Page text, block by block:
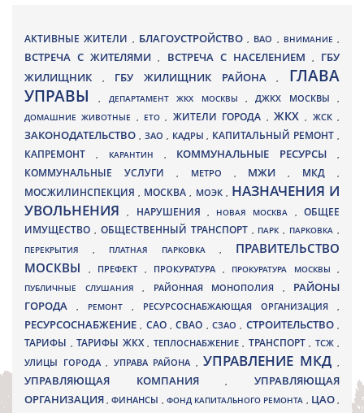
АКТИВНЫЕ ЖИТЕЛИ , БЛАГОУСТРОЙСТВО , ВАО , ВНИМАНИЕ ,
ВСТРЕЧА С ЖИТЕЛЯМИ, ВСТРЕЧА С НАСЕЛЕНИЕМ , ГБУ
ЖИЛИЩНИК
, ГБУ ЖИЛИЩНИК РАЙОНА, ГЛАВА
УПРАВЫ, ДЕПАРТАМЕНТ ЖКХ МОСКВЫ ,ДЖКХ МОСКВЫ ,
ДОМАШНИЕ ЖИВОТНЫЕ , ЕТО, ЖИТЕЛИ ГОРОДА , ЖКХ, ЖСК,
ЗАКОНОДАТЕЛЬСТВО , ЗАО , КАДРЫ, КАПИТАЛЬНЫЙ РЕМОНТ ,
КАПРЕМОНТ , КАРАНТИН , КОММУНАЛЬНЫЕ РЕСУРСЫ,
КОММУНАЛЬНЫЕ УСЛУГИ , МЕТРО , МЖИ, МКД ,
МОСЖИЛИНСПЕКЦИЯ, МОСКВА , МОЭК , НАЗНАЧЕНИЯ И
УВОЛЬНЕНИЯ, НАРУШЕНИЯ , НОВАЯ МОСКВА ,ОБЩЕЕ
ИМУЩЕСТВО , ОБЩЕСТВЕННЫЙ ТРАНСПОРТ , ПАРК, ПАРКОВКА ,
ПЕРЕКРЫТИЯ , ПЛАТНАЯ ПАРКОВКА , ПРАВИТЕЛЬСТВО
МОСКВЫ
, ПРЕФЕКТ , ПРОКУРАТУРА , ПРОКУРАТУРА МОСКВЫ ,
ПУБЛИЧНЫЕ СЛУШАНИЯ , РАЙОННАЯ МОНОПОЛИЯ , РАЙОНЫ
ГОРОДА
, РЕМОНТ , РЕСУРСОСНАБЖАЮЩАЯ ОРГАНИЗАЦИЯ ,
РЕСУРСОСНАБЖЕНИЕ, САО,СВАО ,СЗАО, СТРОИТЕЛЬСТВО,
ТАРИФЫ , ТАРИФЫ ЖКХ , ТЕПЛОСНАБЖЕНИЕ , ТРАНСПОРТ , ТСЖ ,
УЛИЦЫ ГОРОДА , УПРАВА РАЙОНА , УПРАВЛЕНИЕ МКД ,
УПРАВЛЯЮЩАЯ КОМПАНИЯ,УПРАВЛЯЮЩАЯ
ОРГАНИЗАЦИЯ,ФИНАНСЫ , ФОНД КАПИТАЛЬНОГО РЕМОНТА , ЦАО,